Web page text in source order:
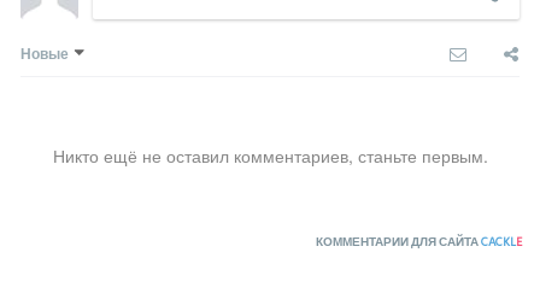
Новые
Никто ещё не оставил комментариев, станьте первым.
КОММЕНТАРИИ ДЛЯ САЙТАCACKLE